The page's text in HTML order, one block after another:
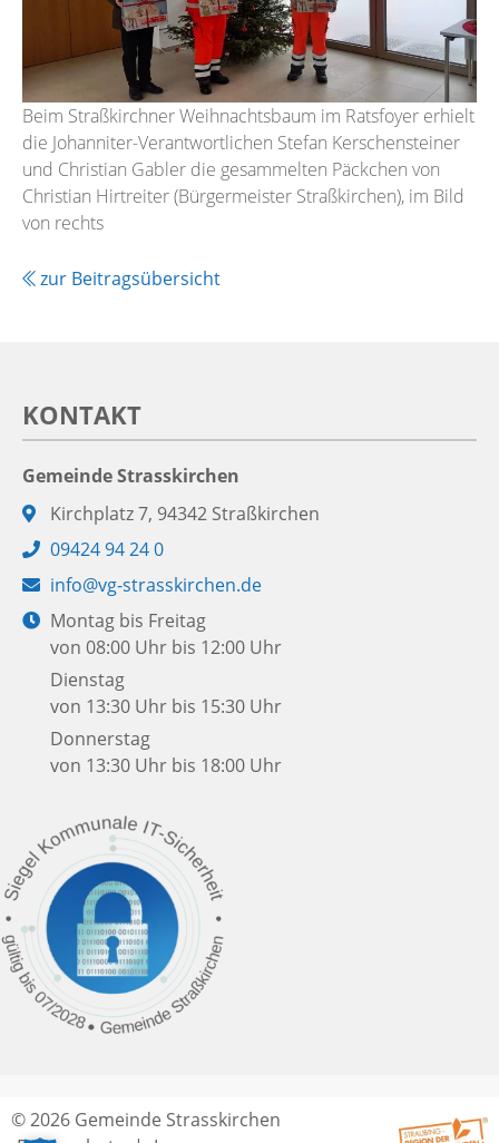
Beim Straßkirchner Weihnachtsbaum im Ratsfoyer erhielt
die Johanniter-Verantwortlichen Stefan Kerschensteiner
und Christian Gabler die gesammelten Päckchen von
Christian Hirtreiter (Bürgermeister Straßkirchen), im Bild
von rechts
zur Beitragsübersicht
KONTAKT
Gemeinde Strasskirchen
Adresse:
Kirchplatz 7, 94342 Straßkirchen
Telefon:
09424 94 24 0
E-
Mail:
info@vg-strasskirchen.de
Öffnungszeiten:
Montag bis Freitag
von 08:00 Uhr bis 12:00 Uhr
Dienstag
von 13:30 Uhr bis 15:30 Uhr
Donnerstag
von 13:30 Uhr bis 18:00 Uhr
© 2026 Gemeinde Strasskirchen